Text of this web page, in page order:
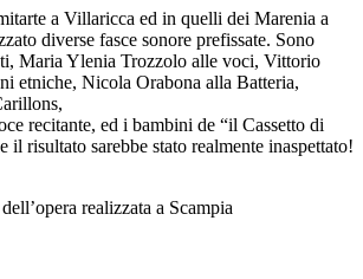
a Villaricca ed in quelli dei Marenia a
diverse fasce sonore prefissate. Sono
Maria Ylenia Trozzolo alle voci, Vittorio
etniche, Nicola Orabona alla Batteria,
recitante, ed i bambini de “il Cassetto di
il risultato sarebbe stato realmente inaspettato!
realizzata a Scampia